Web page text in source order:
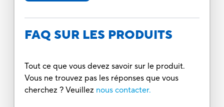
FAQ SUR LES PRODUITS
Tout ce que vous devez savoir sur le produit.
Vous ne trouvez pas les réponses que vous
cherchez ? Veuillez nous contacter.